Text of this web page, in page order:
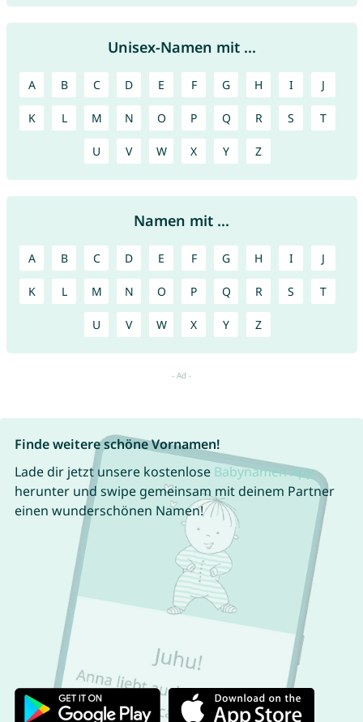
Unisex-Namen mit ...
A B C D E F G H I J
K L M N O P Q R S T
U V W X Y Z
Namen mit ...
A B C D E F G H I J
K L M N O P Q R S T
U V W X Y Z
Finde weitere schöne Vornamen!
Lade dir jetzt unsere kostenlose Babynamen App
herunter und swipe gemeinsam mit deinem Partner
einen wunderschönen Namen!